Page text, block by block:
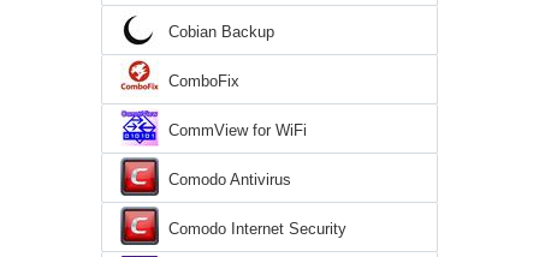
Cobian Backup
ComboFix
CommView for WiFi
Comodo Antivirus
Comodo Internet Security